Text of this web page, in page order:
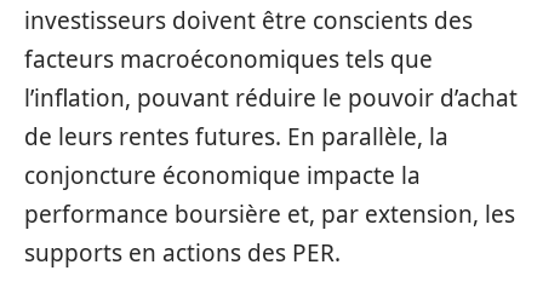
investisseurs doivent être conscients des
facteurs macroéconomiques tels que
l’inflation, pouvant réduire le pouvoir d’achat
de leurs rentes futures. En parallèle, la
conjoncture économique impacte la
performance boursière et, par extension, les
supports en actions des PER.